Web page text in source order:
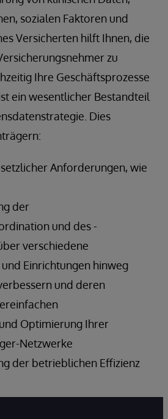
sozialen Faktoren und
Versicherten hilft Ihnen, die
zu
Ihre Geschäftsprozesse
ein wesentlicher Bestandteil
Dies
Anforderungen, wie
der
und des -
verschiedene
Einrichtungen hinweg
und deren
Optimierung Ihrer
Netzwerke
der betrieblichen Effizienz